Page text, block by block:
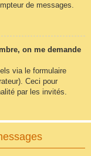
de messages.
on me demande
via le formulaire
Ceci pour
par les invités.